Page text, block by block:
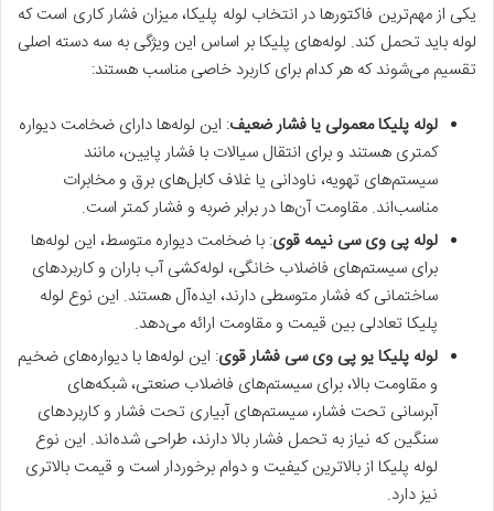
یکی از مهم‌ترین فاکتورها در انتخاب لوله پلیکا، میزان فشار کاری است که
لوله باید تحمل کند. لوله‌های پلیکا بر اساس این ویژگی به سه دسته اصلی
تقسیم می‌شوند که هر کدام برای کاربرد خاصی مناسب هستند:
لوله پلیکا معمولی یا فشار ضعیف: این لوله‌ها دارای ضخامت دیواره
کمتری هستند و برای انتقال سیالات با فشار پایین، مانند
سیستم‌های تهویه، ناودانی یا غلاف کابل‌های برق و مخابرات
مناسب‌اند. مقاومت آن‌ها در برابر ضربه و فشار کمتر است.
لوله پی وی سی نیمه قوی: با ضخامت دیواره متوسط، این لوله‌ها
برای سیستم‌های فاضلاب خانگی، لوله‌کشی آب باران و کاربردهای
ساختمانی که فشار متوسطی دارند، ایده‌آل هستند. این نوع لوله
پلیکا تعادلی بین قیمت و مقاومت ارائه می‌دهد.
لوله پلیکا یو پی وی سی فشار قوی: این لوله‌ها با دیواره‌های ضخیم
و مقاومت بالا، برای سیستم‌های فاضلاب صنعتی، شبکه‌های
آبرسانی تحت فشار، سیستم‌های آبیاری تحت فشار و کاربردهای
سنگین که نیاز به تحمل فشار بالا دارند، طراحی شده‌اند. این نوع
لوله پلیکا از بالاترین کیفیت و دوام برخوردار است و قیمت بالاتری
نیز دارد.